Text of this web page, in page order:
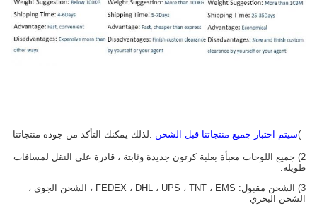
سيتم اختبار جميع منتجاتنا قبل الشحن .لذلك يمكنك التأكد من جودة منتجاتنا
2) جميع اللوحات معبأة بعلبة كرتون جديدة وثابتة ، قادرة على النقل لمسافات
طويلة.
3) الشحن مقبول: FEDEX ، DHL ، UPS ، TNT ، EMS ، الشحن الجوي ،
الشحن البحري